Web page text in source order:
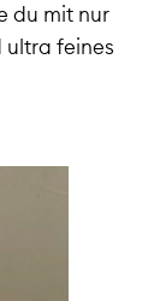
du mit nur
ultra feines